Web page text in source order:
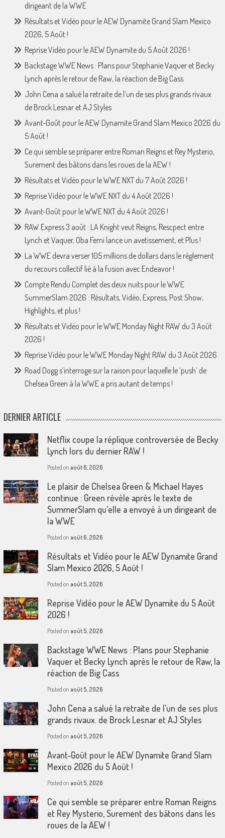
dirigeant de la WWE
Résultats et Vidéo pour le AEW Dynamite Grand Slam Mexico
2026, 5 Août !
Reprise Vidéo pour le AEW Dynamite du 5 Août 2026 !
Backstage WWE News : Plans pour Stephanie Vaquer et Becky
Lynch après le retour de Raw, la réaction de Big Cass
John Cena a salué la retraite de l’un de ses plus grands rivaux.
de Brock Lesnar et AJ Styles
Avant-Goût pour le AEW Dynamite Grand Slam Mexico 2026 du
5 Août !
Ce qui semble se préparer entre Roman Reigns et Rey Mysterio,
Surement des bâtons dans les roues de la AEW !
Résultats et Vidéo pour le WWE NXT du 7 Août 2026 !
Reprise Vidéo pour le WWE NXT du 4 Août 2026 !
Avant-Goût pour le WWE NXT du 4 Août 2026 !
RAW Express 3 août : LA Knight veut Reigns, Rescpect entre
Lynch et Vaquer, Oba Femi lance un avetissement, et Plus !
La WWE devra verser 105 millions de dollars dans le règlement
du recours collectif lié à la fusion avec Endeavor !
Compte Rendu Complet des deux nuits pour le WWE
SummerSlam 2026 : Résultats, Vidéo, Express, Post Show,
Highlights, et plus !
Résultats et Vidéo pour le WWE Monday Night RAW du 3 Août
2026 !
Reprise Vidéo pour le WWE Monday Night RAW du 3 Août 2026
Road Dogg s’interroge sur la raison pour laquelle le ‘push’ de
Chelsea Green à la WWE a pris autant de temps !
DERNIER ARTICLE
Netflix coupe la réplique controversée de Becky
Lynch lors du dernier RAW !
Posted on août 6, 2026
Le plaisir de Chelsea Green & Michael Hayes
continue : Green révèle après le texte de
SummerSlam qu’elle a envoyé à un dirigeant de
la WWE
Posted on août 6, 2026
Résultats et Vidéo pour le AEW Dynamite Grand
Slam Mexico 2026, 5 Août !
Posted on août 5, 2026
Reprise Vidéo pour le AEW Dynamite du 5 Août
2026 !
Posted on août 5, 2026
Backstage WWE News : Plans pour Stephanie
Vaquer et Becky Lynch après le retour de Raw, la
réaction de Big Cass
Posted on août 5, 2026
John Cena a salué la retraite de l’un de ses plus
grands rivaux. de Brock Lesnar et AJ Styles
Posted on août 5, 2026
Avant-Goût pour le AEW Dynamite Grand Slam
Mexico 2026 du 5 Août !
Posted on août 5, 2026
Ce qui semble se préparer entre Roman Reigns
et Rey Mysterio, Surement des bâtons dans les
roues de la AEW !